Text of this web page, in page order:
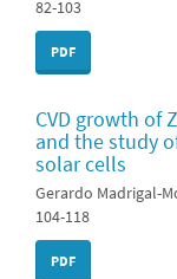
82-103
PDF
CVD growth of
and the study
solar cells
Gerardo Madrigal-
104-118
PDF